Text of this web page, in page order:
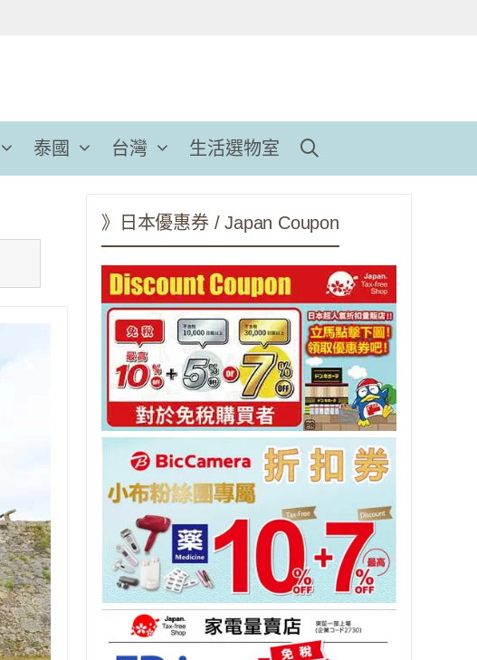
泰國 台灣 生活選物室
》日本優惠券 / Japan Coupon